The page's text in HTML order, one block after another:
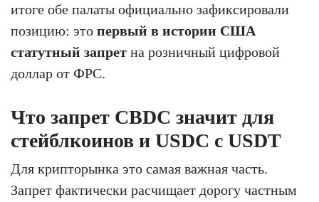
итоге обе палаты официально зафиксировали
позицию: это первый в истории США
статутный запрет на розничный цифровой
доллар от ФРС.
Что запрет CBDC значит для
стейблкоинов и USDC с USDT
Для крипторынка это самая важная часть.
Запрет фактически расчищает дорогу частным